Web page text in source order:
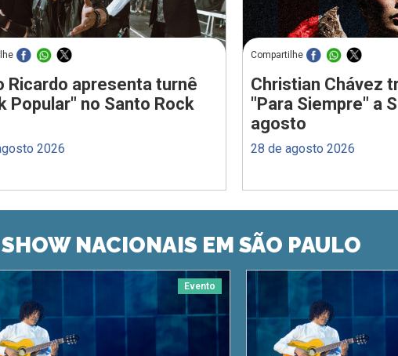
Ricardo apresenta turnê
Popular" no Santo Rock
2026
Compartilhe
Christian Chávez
"Para Siempre" a
agosto
28 de agosto 2026
SHOW NACIONAIS EM SÃO PAULO
Evento